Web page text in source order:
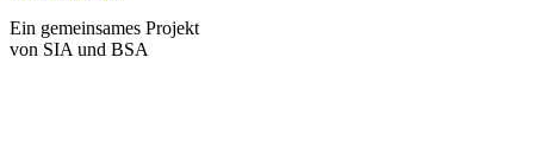
Ein gemeinsames Projekt
von SIA und BSA